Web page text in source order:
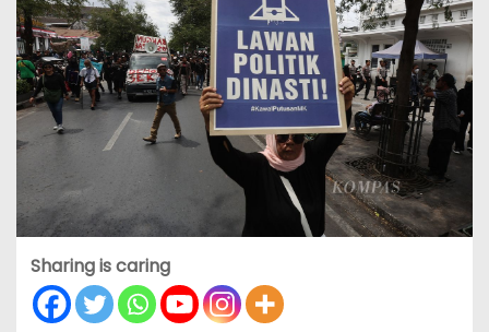
Sharing is caring